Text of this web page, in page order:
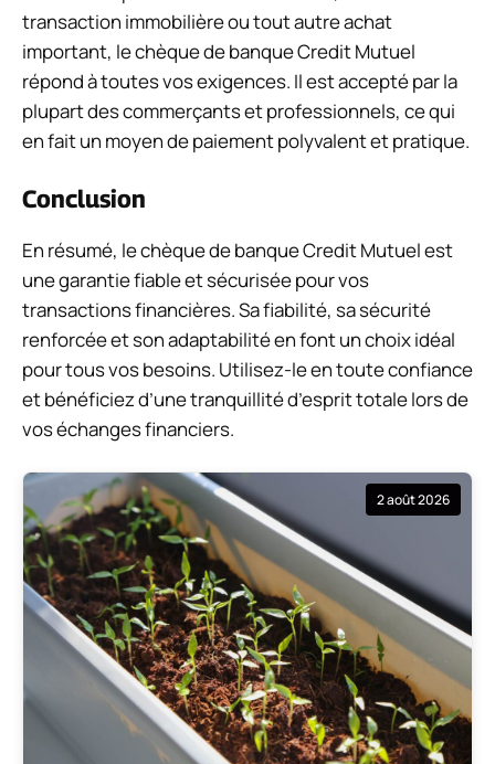
transaction immobilière ou tout autre achat
important, le chèque de banque Credit Mutuel
répond à toutes vos exigences. Il est accepté par la
plupart des commerçants et professionnels, ce qui
en fait un moyen de paiement polyvalent et pratique.
Conclusion
En résumé, le chèque de banque Credit Mutuel est
une garantie fiable et sécurisée pour vos
transactions financières. Sa fiabilité, sa sécurité
renforcée et son adaptabilité en font un choix idéal
pour tous vos besoins. Utilisez-le en toute confiance
et bénéficiez d’une tranquillité d’esprit totale lors de
vos échanges financiers.
2 août 2026